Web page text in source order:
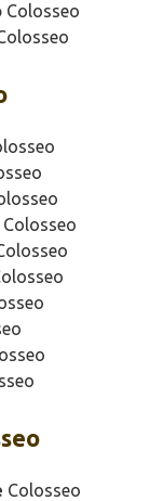
Colosseo
Colosseo
Colosseo